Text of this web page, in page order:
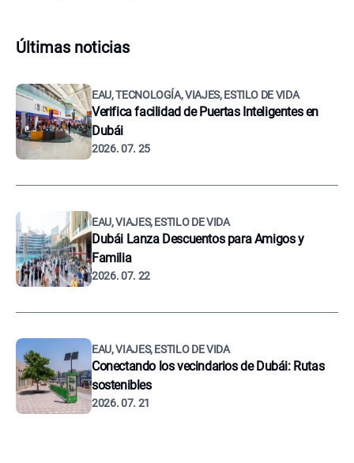
Últimas noticias
EAU, TECNOLOGÍA, VIAJES, ESTILO DE VIDA
Verifica facilidad de Puertas Inteligentes en
Dubái
2026. 07. 25
EAU, VIAJES, ESTILO DE VIDA
Dubái Lanza Descuentos para Amigos y
Familia
2026. 07. 22
EAU, VIAJES, ESTILO DE VIDA
Conectando los vecindarios de Dubái: Rutas
sostenibles
2026. 07. 21